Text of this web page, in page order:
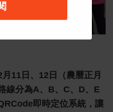
11日、12日（農曆正月
線分為A、B、C、D、E
即時定位系統，讓